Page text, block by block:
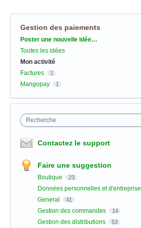
Gestion des paiements
Catégories
Poster une nouvelle idée…
Toutes les idées
Mon activité
Factures
1
Mangopay 1
Recherche
Contactez le support
Faire une suggestion
Boutique 23
Données personnelles et d'entreprise
General 41
Gestion des commandes 14
Gestion des distributions 53